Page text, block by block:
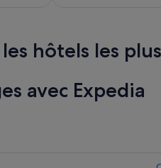
hôtels les
avec Expedia